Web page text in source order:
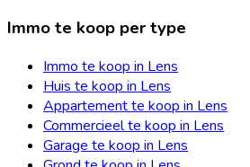
Immo te koop per type
Immo te koop in Lens
Huis te koop in Lens
Appartement te koop in Lens
Commercieel te koop in Lens
Garage te koop in Lens